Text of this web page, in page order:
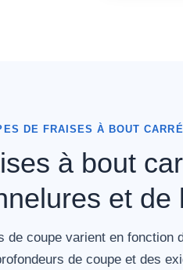
DE FRAISES À BOUT CARRÉ
à bout
et de
de coupe varient en fonction
de coupe et des